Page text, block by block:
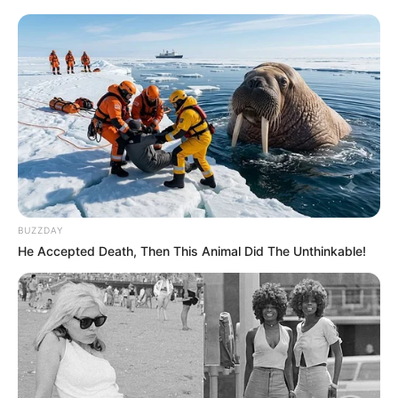
A közkedvelt zenész hosszú, 17 évig tartó
küzdelmet vívott a súlyos betegséggel, családja
szerető támogatásával. Felesége, gyermekei és
unokái mindvégig mellette álltak – ez a szeretet és
összetartás adott neki erőt a legnehezebb időkben
is.
BUZZDAY
He Accepted Death, Then This Animal Did The Unthinkable!